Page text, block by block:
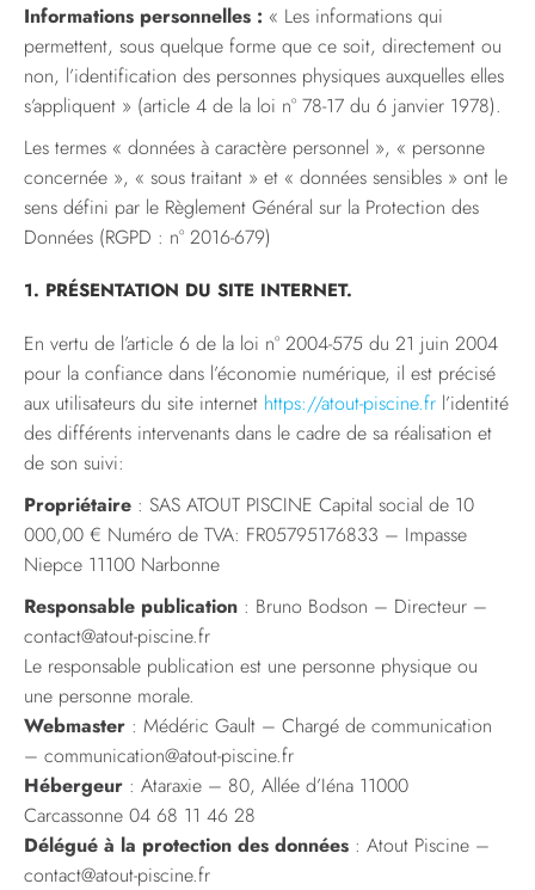
Informations personnelles : « Les informations qui
permettent, sous quelque forme que ce soit, directement ou
non, l’identification des personnes physiques auxquelles elles
s’appliquent » (article 4 de la loi n° 78-17 du 6 janvier 1978).
Les termes « données à caractère personnel », « personne
concernée », « sous traitant » et « données sensibles » ont le
sens défini par le Règlement Général sur la Protection des
Données (RGPD : n° 2016-679)
1. PRÉSENTATION DU SITE INTERNET.
En vertu de l’article 6 de la loi n° 2004-575 du 21 juin 2004
pour la confiance dans l’économie numérique, il est précisé
aux utilisateurs du site internet https://atout-piscine.fr l’identité
des différents intervenants dans le cadre de sa réalisation et
de son suivi:
Propriétaire : SAS ATOUT PISCINE Capital social de 10
000,00 € Numéro de TVA: FR05795176833 – Impasse
Niepce 11100 Narbonne
Responsable publication : Bruno Bodson – Directeur –
contact@atout-piscine.fr
Le responsable publication est une personne physique ou
une personne morale.
Webmaster : Médéric Gault – Chargé de communication
– communication@atout-piscine.fr
Hébergeur : Ataraxie – 80, Allée d’Iéna 11000
Carcassonne 04 68 11 46 28
Délégué à la protection des données : Atout Piscine –
contact@atout-piscine.fr